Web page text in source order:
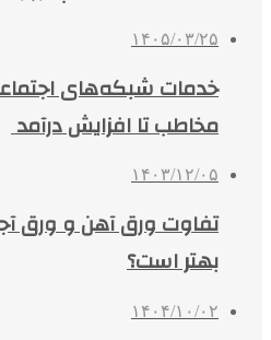
۱۴۰۵/۰۳/۲۵
مخاطب تا افزایش درآمد
۱۴۰۳/۱۲/۰۵
تفاوت ورق آهن و ورق
بهتر است؟
۱۴۰۴/۱۰/۰۲